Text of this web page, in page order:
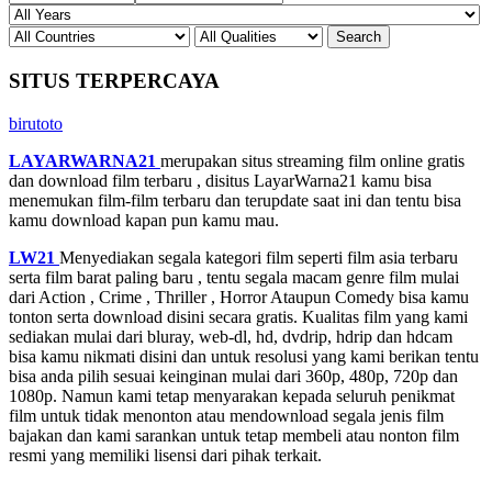
SITUS TERPERCAYA
birutoto
LAYARWARNA21 merupakan situs streaming film online gratis
dan download film terbaru , disitus LayarWarna21 kamu bisa
menemukan film-film terbaru dan terupdate saat ini dan tentu bisa
kamu download kapan pun kamu mau.
LW21 Menyediakan segala kategori film seperti film asia terbaru
serta film barat paling baru , tentu segala macam genre film mulai
dari Action , Crime , Thriller , Horror Ataupun Comedy bisa kamu
tonton serta download disini secara gratis. Kualitas film yang kami
sediakan mulai dari bluray, web-dl, hd, dvdrip, hdrip dan hdcam
bisa kamu nikmati disini dan untuk resolusi yang kami berikan tentu
bisa anda pilih sesuai keinginan mulai dari 360p, 480p, 720p dan
1080p. Namun kami tetap menyarakan kepada seluruh penikmat
film untuk tidak menonton atau mendownload segala jenis film
bajakan dan kami sarankan untuk tetap membeli atau nonton film
resmi yang memiliki lisensi dari pihak terkait.